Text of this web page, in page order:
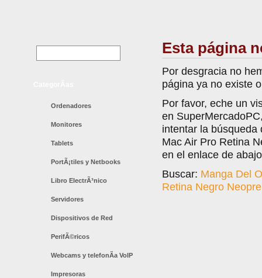
Ordenadores
Monitores
Tablets
PortÃ¡tiles y Netbooks
Libro ElectrÃ³nico
Servidores
Dispositivos de Red
PerifÃ©ricos
Webcams y telefonÃ­a VoIP
Impresoras
Esta página
Por desgracia no
página ya no existe
Por favor, eche un
en
intentar la búsqueda
Mac Air Pro Retina
en el enlace de
Buscar: Manga Del
Retina Negro